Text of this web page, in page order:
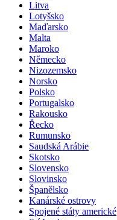
Litva
Lotyšsko
Maďarsko
Malta
Maroko
Německo
Nizozemsko
Norsko
Polsko
Portugalsko
Rakousko
Řecko
Rumunsko
Saudská Arábie
Skotsko
Slovensko
Slovinsko
Španělsko
Kanárské ostrovy
Spojené státy americké